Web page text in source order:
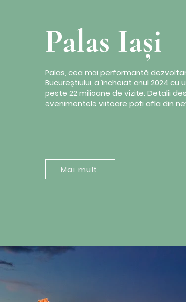
Palas Iași
Palas, cea mai performantă
Bucureştiului, a încheiat anul 2024 cu
peste 22 milioane de vizite. Detalii
evenimentele viitoare poți afla din
Mai mult